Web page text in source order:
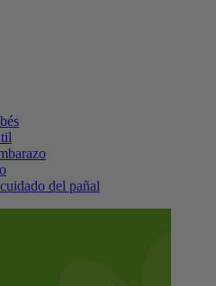
del pañal